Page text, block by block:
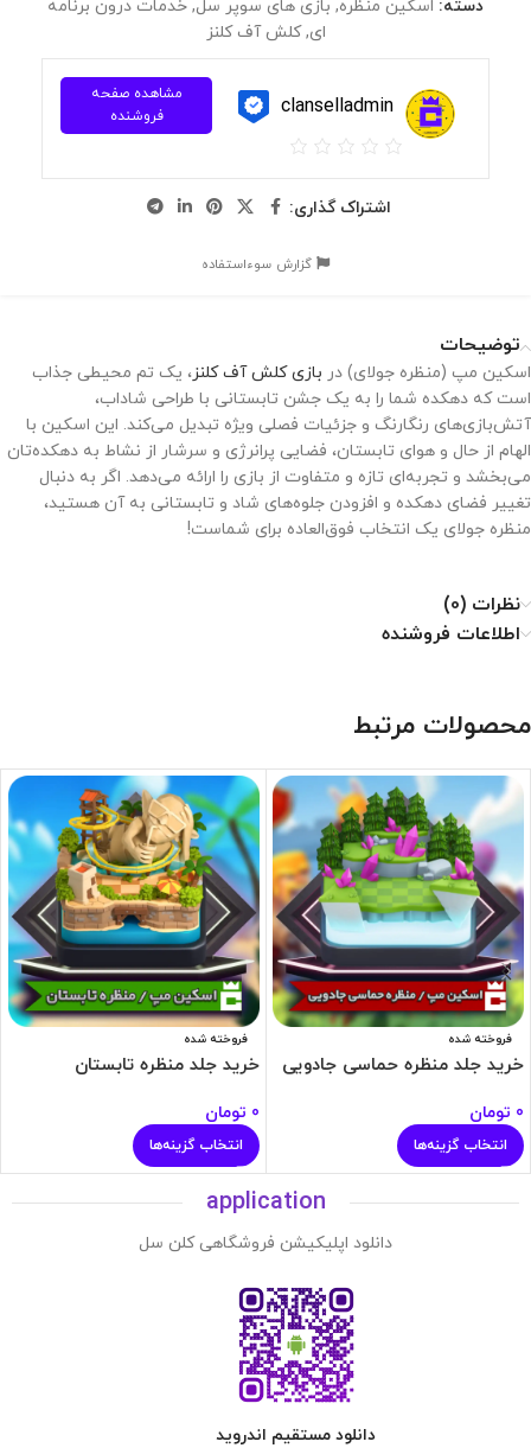
دسته: اسکین منظره, بازی های سوپر سل, خدمات درون برنامه
ای, کلش آف کلنز
clanselladmin
مشاهده صفحه
فروشنده
اشتراک گذاری:
گزارش سوءاستفاده
توضیحات
اسکین مپ (منظره جولای) در بازی کلش آف کلنز، یک تم محیطی جذاب
است که دهکده شما را به یک جشن تابستانی با طراحی شاداب،
آتش‌بازی‌های رنگارنگ و جزئیات فصلی ویژه تبدیل می‌کند. این اسکین با
الهام از حال و هوای تابستان، فضایی پرانرژی و سرشار از نشاط به دهکده‌تان
می‌بخشد و تجربه‌ای تازه و متفاوت از بازی را ارائه می‌دهد. اگر به دنبال
تغییر فضای دهکده و افزودن جلوه‌های شاد و تابستانی به آن هستید،
منظره جولای یک انتخاب فوق‌العاده برای شماست!
نظرات (0)
اطلاعات فروشنده
محصولات مرتبط
فروخته شده
خرید جلد منظره حماسی جادویی
0 تومان
انتخاب گزینه‌ها
فروخته شده
خرید جلد منظره تابستان
0 تومان
انتخاب گزینه‌ها
application
دانلود اپلیکیشن فروشگاهی کلن سل
دانلود مستقیم اندروید